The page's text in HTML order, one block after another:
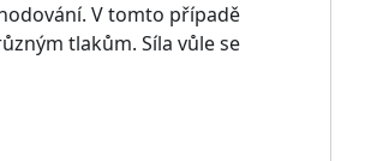
V tomto případě
tlakům. Síla vůle se